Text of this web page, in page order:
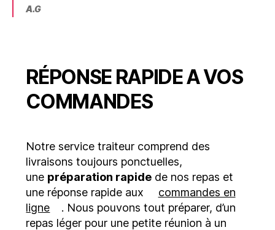
A.G
RÉPONSE RAPIDE A VOS
COMMANDES
Notre service traiteur comprend des
livraisons toujours ponctuelles,
une préparation rapide de nos repas et
une réponse rapide aux
commandes en
ligne
. Nous pouvons tout préparer, d’un
repas léger pour une petite réunion à un